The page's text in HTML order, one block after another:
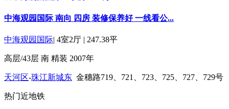
中海观园国际 南向 四房 装修保养好 一线看公...
中海观园国际| 4室2厅 | 247.38平
高层/43层 南 精装 2007年
天河区-珠江新城东 金穗路719、721、723、725、727、729号
热门近地铁